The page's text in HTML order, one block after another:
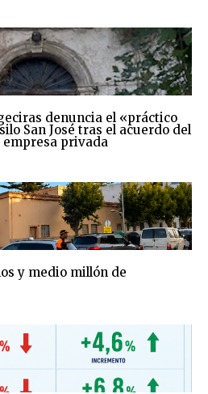
denuncia el «práctico
San José tras el acuerdo del
empresa privada
y medio millón de